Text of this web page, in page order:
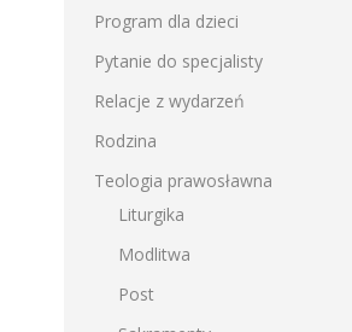
Program dla dzieci
Pytanie do specjalisty
Relacje z wydarzeń
Rodzina
Teologia prawosławna
Liturgika
Modlitwa
Post